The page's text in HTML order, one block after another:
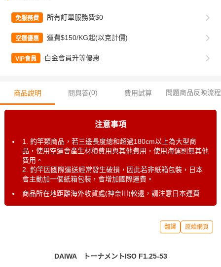
免服務費 所有訂單服務費$0
空運優惠 運費$150/KG起(以克計價)
VIP會員 白金會員升等優惠
商品說明 問與答(0) 費用試算 問題商品反映流程
注意事項
1. 釣竿類商品，若三邊長度總和超過180cm以上為大型商
品，使用空運會產生材積費用與其他費用，使用海運則無其他
費用。
2. 釣竿因國際運送經常發生破損，因此若非紙箱包裝，日本
會主動加一個紙箱包裝，會增加國際運費。
商品所在地距離海外收貨處(神奈川)較遠，請注意日本運費
翻譯 原始網頁
DAIWA トーナメントISO F1.25-53